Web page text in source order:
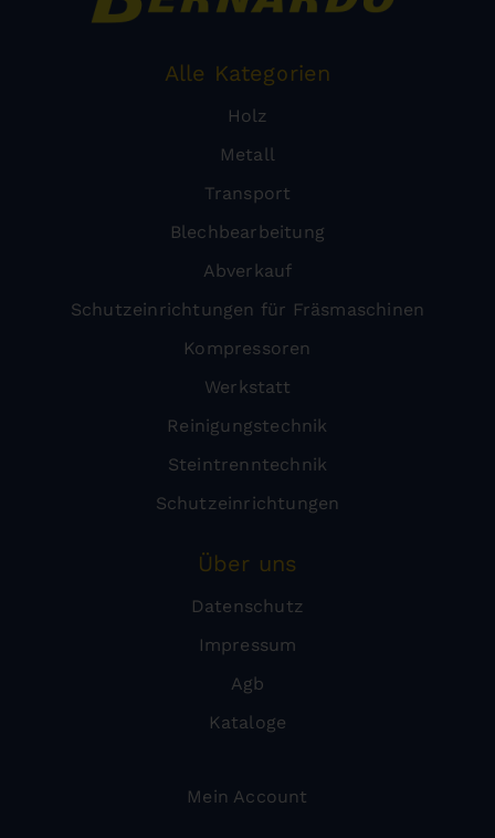
Alle Kategorien
Holz
Metall
Transport
Blechbearbeitung
Abverkauf
Schutzeinrichtungen für Fräsmaschinen
Kompressoren
Werkstatt
Reinigungstechnik
Steintrenntechnik
Schutzeinrichtungen
Über uns
Datenschutz
Impressum
Agb
Kataloge
Mein Account